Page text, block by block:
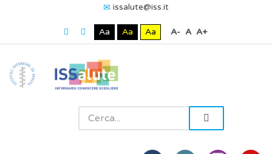
issalute@iss.it
Aa Aa Aa A- A A+